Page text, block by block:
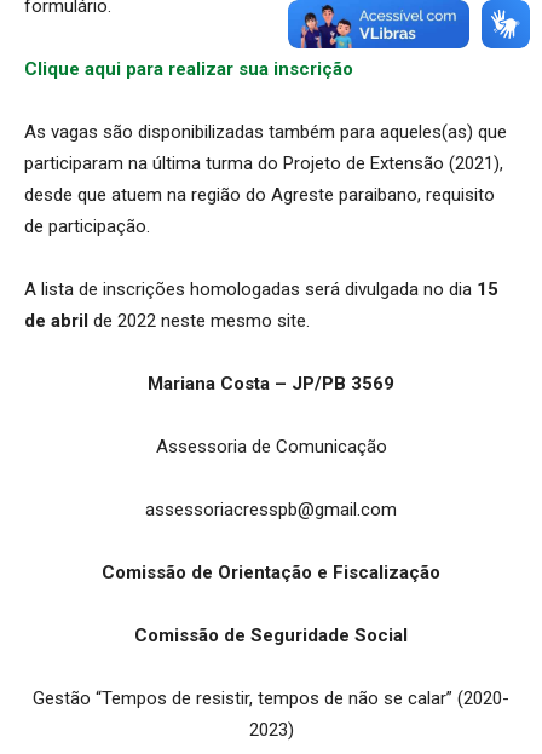
formulário.
Clique aqui para realizar sua inscrição
As vagas são disponibilizadas também para aqueles(as) que
participaram na última turma do Projeto de Extensão (2021),
desde que atuem na região do Agreste paraibano, requisito
de participação.
A lista de inscrições homologadas será divulgada no dia 15
de abril de 2022 neste mesmo site.
Mariana Costa – JP/PB 3569
Assessoria de Comunicação
assessoriacresspb@gmail.com
Comissão de Orientação e Fiscalização
Comissão de Seguridade Social
Gestão “Tempos de resistir, tempos de não se calar” (2020-
2023)